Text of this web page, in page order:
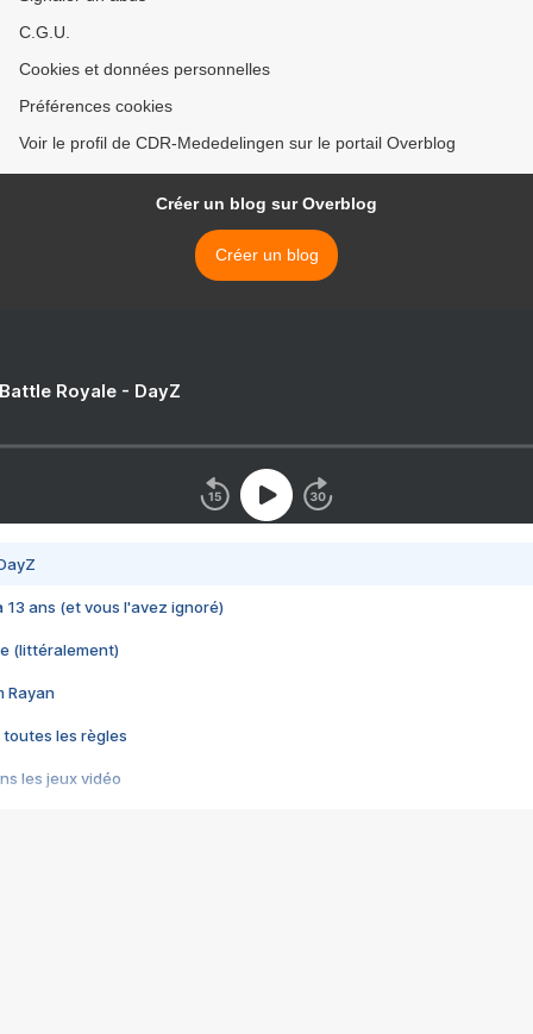
C.G.U.
Cookies et données personnelles
Préférences cookies
Voir le profil de CDR-Mededelingen sur le portail Overblog
Créer un blog sur Overblog
Créer un blog
Royale - DayZ
13 ans (et vous l'avez ignoré)
(littéralement)
Rayan
toutes les règles
les jeux vidéo